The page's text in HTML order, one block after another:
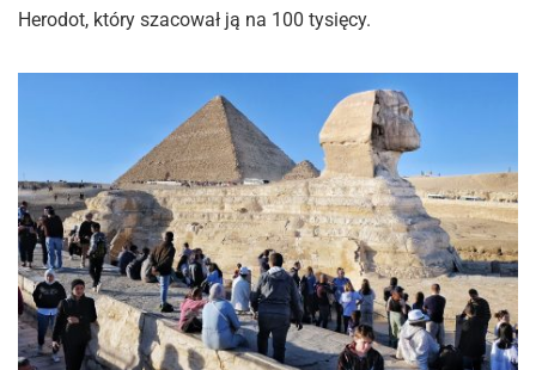
Herodot, który szacował ją na 100 tysięcy.